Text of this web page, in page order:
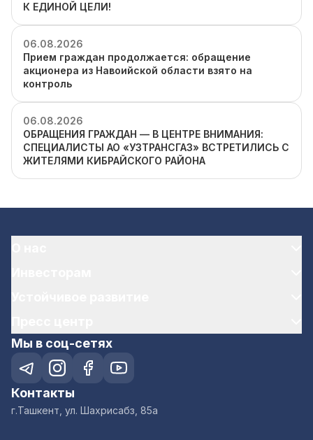
К ЕДИНОЙ ЦЕЛИ!
06.08.2026
Прием граждан продолжается: обращение
акционера из Навоийской области взято на
контроль
06.08.2026
ОБРАЩЕНИЯ ГРАЖДАН — В ЦЕНТРЕ ВНИМАНИЯ:
СПЕЦИАЛИСТЫ АО «УЗТРАНСГАЗ» ВСТРЕТИЛИСЬ С
ЖИТЕЛЯМИ КИБРАЙСКОГО РАЙОНА
Мы в соц-сетях
Контакты
г.Ташкент, ул. Шахрисабз, 85а